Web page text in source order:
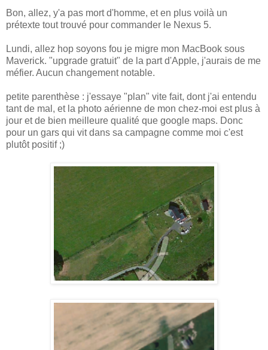
Bon, allez, y'a pas mort d'homme, et en plus voilà un
prétexte tout trouvé pour commander le Nexus 5.
Lundi, allez hop soyons fou je migre mon MacBook sous
Maverick. "upgrade gratuit" de la part d'Apple, j'aurais de me
méfier. Aucun changement notable.
petite parenthèse : j'essaye "plan" vite fait, dont j'ai entendu
tant de mal, et la photo aérienne de mon chez-moi est plus à
jour et de bien meilleure qualité que google maps. Donc
pour un gars qui vit dans sa campagne comme moi c'est
plutôt positif ;)